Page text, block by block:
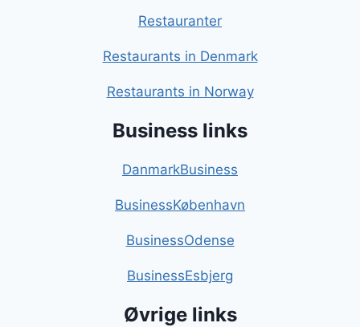
Restauranter
Restaurants in Denmark
Restaurants in Norway
Business links
DanmarkBusiness
BusinessKøbenhavn
BusinessOdense
BusinessEsbjerg
Øvrige links